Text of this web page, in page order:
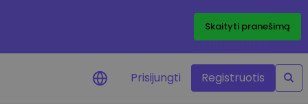
Skaityti pranešimą
Prisijungti Registruotis